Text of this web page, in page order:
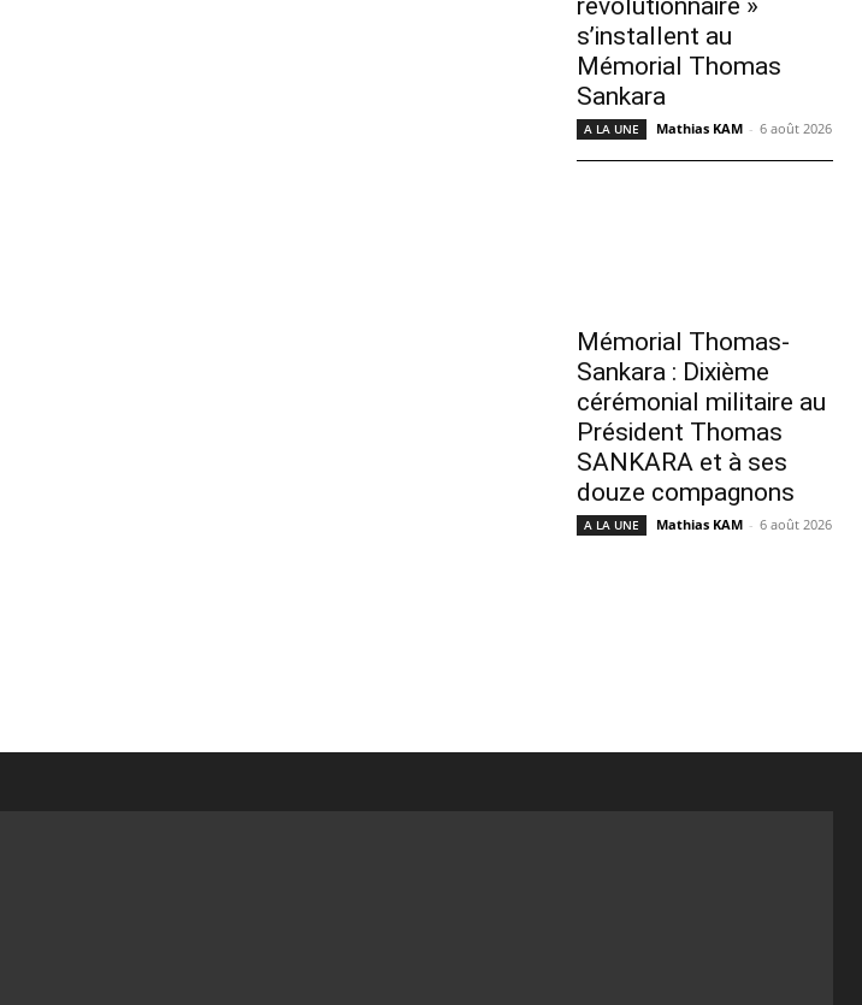
révolutionnaire »
s’installent au
Mémorial Thomas
Sankara
A LA UNE Mathias KAM - 6 août 2026
Mémorial Thomas-
Sankara : Dixième
cérémonial militaire au
Président Thomas
SANKARA et à ses
douze compagnons
A LA UNE Mathias KAM - 6 août 2026